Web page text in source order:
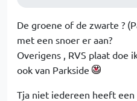
De groene of de zwarte ?
met een snoer er aan?
Overigens , RVS plaat doe
ook van Parkside
Tja niet iedereen heeft